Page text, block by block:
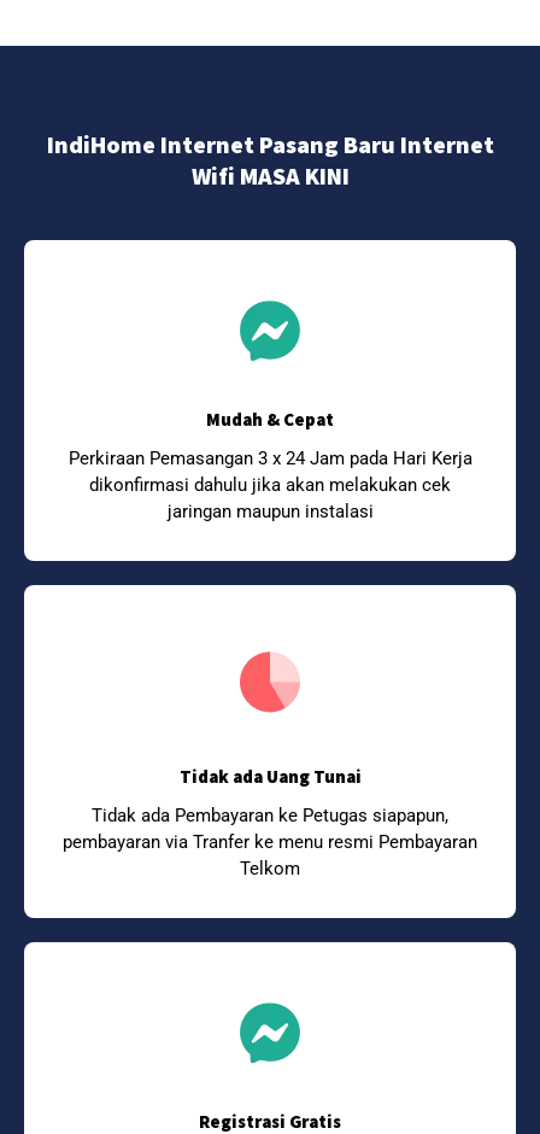
IndiHome Internet Pasang Baru Internet
Wifi MASA KINI
Mudah & Cepat
Perkiraan Pemasangan 3 x 24 Jam pada Hari Kerja
dikonfirmasi dahulu jika akan melakukan cek
jaringan maupun instalasi
Tidak ada Uang Tunai
Tidak ada Pembayaran ke Petugas siapapun,
pembayaran via Tranfer ke menu resmi Pembayaran
Telkom
Registrasi Gratis